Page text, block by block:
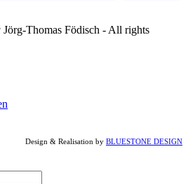
Thomas Födisch - All rights
Design & Realisation by BLUESTONE DESIGN